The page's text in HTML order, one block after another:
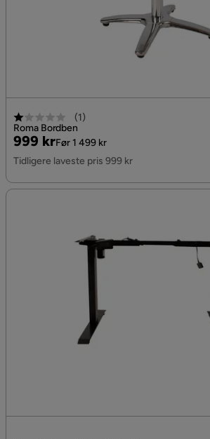
(1)
Roma Bordben
Pris
999 kr
Original
Pris
Før 1 499 kr
Tidligere laveste pris 999 kr